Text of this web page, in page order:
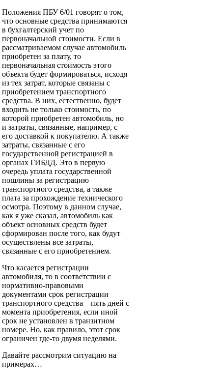
Положения ПБУ 6/01 говорят о том,
что основные средства принимаются
в бухгалтерский учет по
первоначальной стоимости. Если в
рассматриваемом случае автомобиль
приобретен за плату, то
первоначальная стоимость этого
объекта будет формироваться, исходя
из тех затрат, которые связаны с
приобретением транспортного
средства. В них, естественно, будет
входить не только стоимость, по
которой приобретен автомобиль, но
и затраты, связанные, например, с
его доставкой к покупателю. А также
затраты, связанные с его
государственной регистрацией в
органах ГИБДД. Это в первую
очередь уплата государственной
пошлины за регистрацию
транспортного средства, а также
плата за прохождение технического
осмотра. Поэтому в данном случае,
как я уже сказал, автомобиль как
объект основных средств будет
сформирован после того, как будут
осуществлены все затраты,
связанные с его приобретением.
Что касается регистрации
автомобиля, то в соответствии с
нормативно-правовыми
документами срок регистрации
транспортного средства – пять дней с
момента приобретения, если иной
срок не установлен в транзитном
номере. Но, как правило, этот срок
ограничен где-то двумя неделями.
Давайте рассмотрим ситуацию на
примерах…